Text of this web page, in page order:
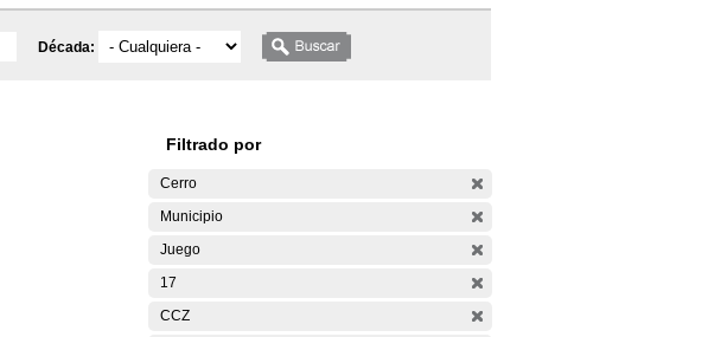
Década:
Filtrado por
Cerro
Municipio
Juego
17
CCZ